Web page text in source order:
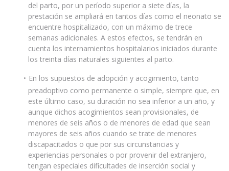
del parto, por un período superior a siete días, la
prestación se ampliará en tantos días como el neonato se
encuentre hospitalizado, con un máximo de trece
semanas adicionales. A estos efectos, se tendrán en
cuenta los internamientos hospitalarios iniciados durante
los treinta días naturales siguientes al parto.
En los supuestos de adopción y acogimiento, tanto
preadoptivo como permanente o simple, siempre que, en
este último caso, su duración no sea inferior a un año, y
aunque dichos acogimientos sean provisionales, de
menores de seis años o de menores de edad que sean
mayores de seis años cuando se trate de menores
discapacitados o que por sus circunstancias y
experiencias personales o por provenir del extranjero,
tengan especiales dificultades de inserción social y